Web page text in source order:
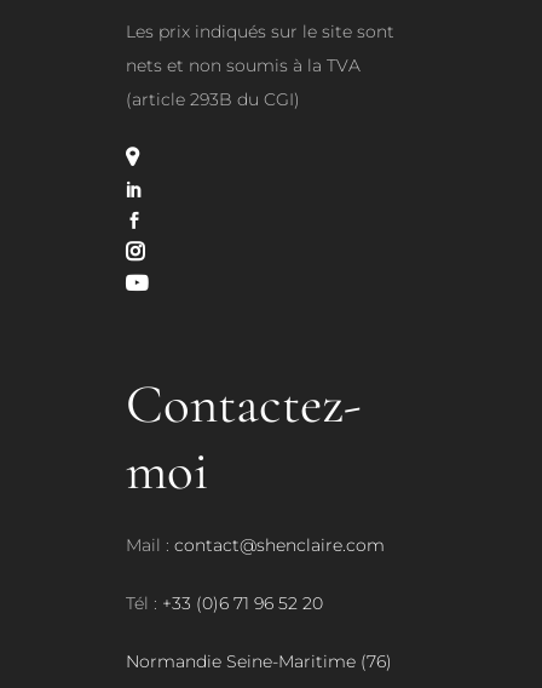
Les prix indiqués sur le site sont
nets et non soumis à la TVA
(article 293B du CGI)
Contactez-
moi
Mail : contact@shenclaire.com
Tél : +33 (0)6 71 96 52 20​
Normandie Seine-Maritime (76)